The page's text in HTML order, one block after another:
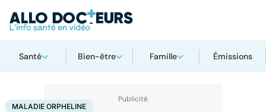
Santé Bien-être Famille Émissions
AccueilSantéMaladiesMaladies raresMaladie orpheline
MALADIE ORPHELINE